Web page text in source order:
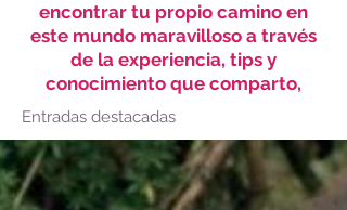
encontrar tu propio camino en
este mundo maravilloso a través
de la experiencia, tips y
conocimiento que comparto,
Entradas destacadas